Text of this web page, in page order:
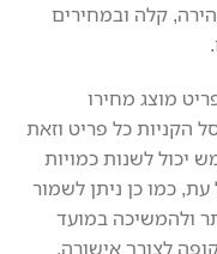
קלה ובמחירים
מוצג מחירו
הקניות כל פריט וזאת
לשנות כמויות
כמו כן ניתן לשמור
ולהמשיכה במועד
לצורך אישורה.